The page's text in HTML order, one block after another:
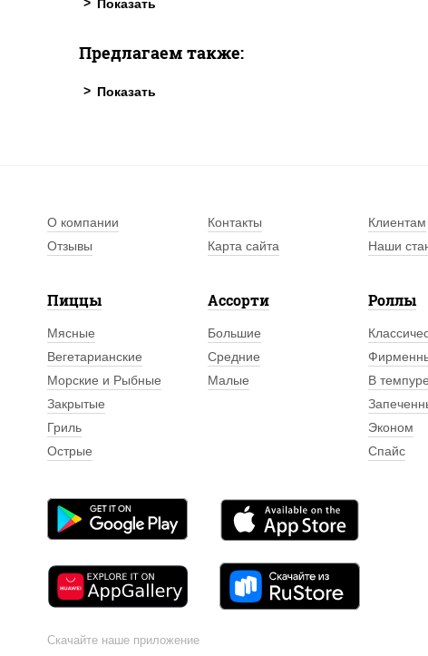
Предлагаем также:
О компании Контакты Клиентам
Отзывы
Карта сайта Наши
Пиццы
Мясные
Вегетарианские
Морские и Рыбные
Закрытые
Гриль
Острые
Ассорти
Большие
Средние
Малые
Роллы
В темпуре
Эконом
Спайс
Скачайте наше приложение